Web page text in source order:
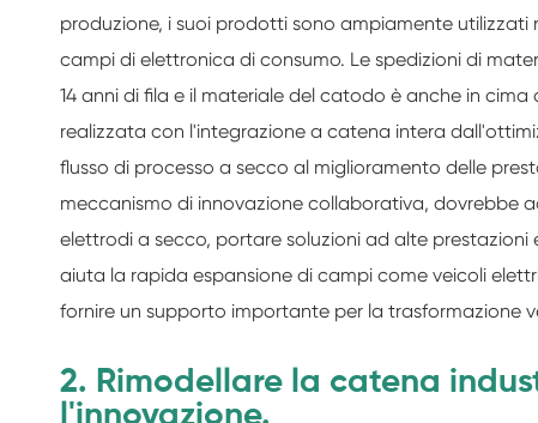
produzione, i suoi prodotti sono ampiamente utilizzati
campi di elettronica di consumo. Le spedizioni di
14 anni di fila e il materiale del catodo è anche in
realizzata con l'integrazione a catena intera
flusso di processo a secco al miglioramento delle
meccanismo di innovazione collaborativa, dovrebbe
elettrodi a secco, portare soluzioni ad alte
aiuta la rapida espansione di campi come veicoli
fornire un supporto importante per la trasformazione
2. Rimodellare la catena
l'innovazione.